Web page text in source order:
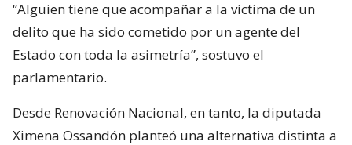
“Alguien tiene que acompañar a la víctima de un
delito que ha sido cometido por un agente del
Estado con toda la asimetría”, sostuvo el
parlamentario.
Desde Renovación Nacional, en tanto, la diputada
Ximena Ossandón planteó una alternativa distinta a